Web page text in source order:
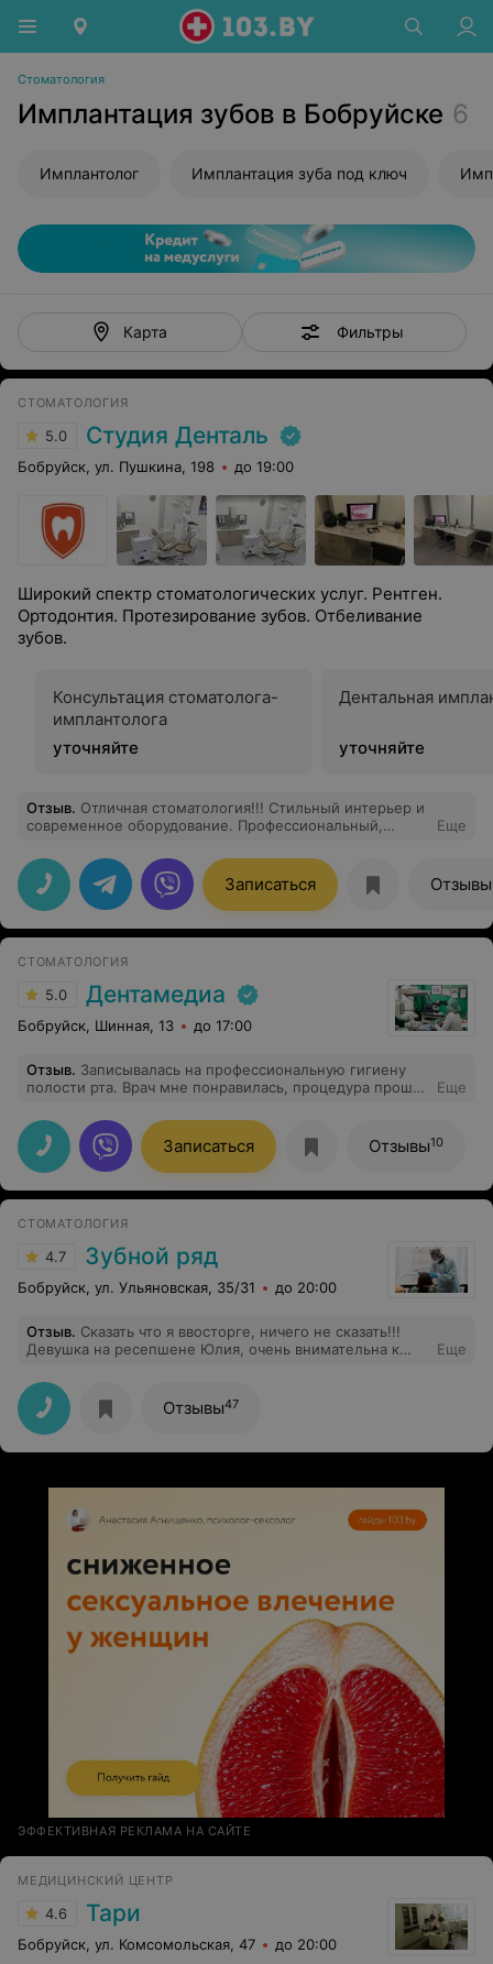
Стоматология
Имплантация зубов в Бобруйске 6
Имплантолог Имплантация зуба под ключ
Карта Фильтры
СТОМАТОЛОГИЯ
5.0 Студия Денталь
Бобруйск, ул. Пушкина, 198 до 19:00
Широкий спектр стоматологических услуг. Рентген.
Ортодонтия. Протезирование зубов. Отбеливание
зубов.
Консультация стоматолога-
имплантолога
уточняйте
Дентальная
уточняйте
Отзыв. Отличная стоматология!!! Стильный интерьер и
современное оборудование. Профессиональный,
понимаешь, что это клиника 21 века. Удалял зубной
камень - результатом остался доволен на все 100%.
Спасибо!
Еще
Записаться Отзывы
СТОМАТОЛОГИЯ
5.0 Дентамедиа
Бобруйск, Шинная, 13 до 17:00
Отзыв. Записывалась на профессиональную гигиену
полости рта. Врач мне понравилась, процедура прошла
Врач проконсультировала по уходу за зубами, в
следующий раз запишусь снова.
Еще
Записаться Отзывы10
СТОМАТОЛОГИЯ
4.7 Зубной ряд
Бобруйск, ул. Ульяновская, 35/31 до 20:00
Отзыв. Сказать что я ввосторге, ничего не сказать!!!
Девушка на ресепшене Юлия, очень внимательна к
Анатольевичу!!! Удаление 2 зубов мудрости +
имплантация все очень бережно и никакой боли!!!
Жаль, что можно поставить только 5*, в этой клинике
все 10*!!! Настоятельно рекомендую!!!
Еще
Отзывы47
ЭФФЕКТИВНАЯ РЕКЛАМА НА САЙТЕ
МЕДИЦИНСКИЙ ЦЕНТР
4.6 Тари
Бобруйск, ул. Комсомольская, 47 до 20:00